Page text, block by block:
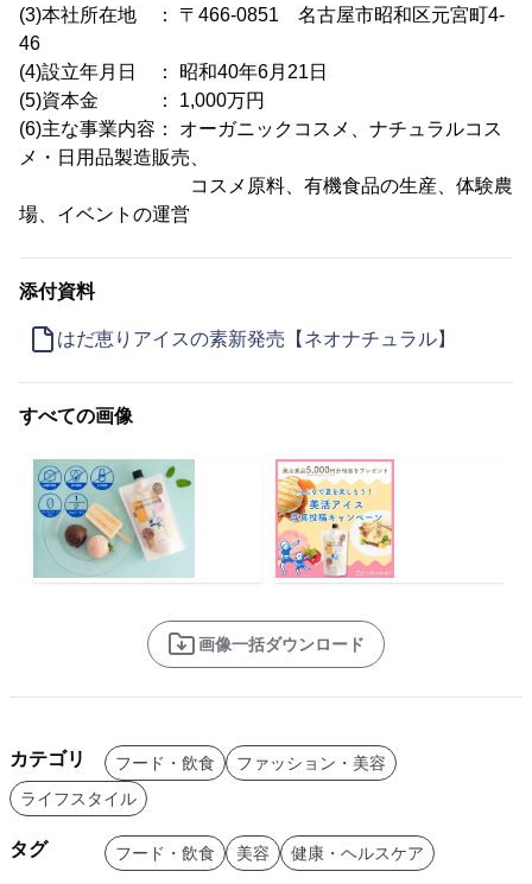
(3)本社所在地 ： 〒466-0851 名古屋市昭和区元宮町4-
46
(4)設立年月日 ： 昭和40年6月21日
(5)資本金 ： 1,000万円
(6)主な事業内容： オーガニックコスメ、ナチュラルコス
メ・日用品製造販売、
コスメ原料、有機食品の生産、体験農
場、イベントの運営
添付資料
はだ恵りアイスの素新発売【ネオナチュラル】
すべての画像
画像一括ダウンロード
カテゴリ フード・飲食
ファッション・美容
ライフスタイル
タグ フード・飲食 美容 健康・ヘルスケア